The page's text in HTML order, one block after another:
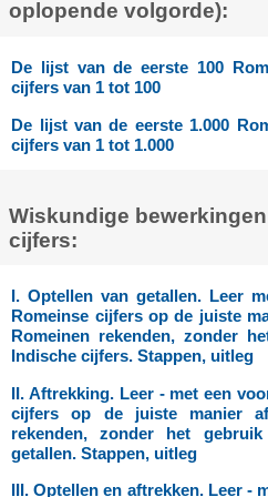
oplopende volgorde):
De lijst van de eerste 100
cijfers van 1 tot 100
De lijst van de eerste 1.000
cijfers van 1 tot 1.000
Wiskundige
cijfers:
I. Optellen van getallen. Leer
Romeinse cijfers op de juiste
Romeinen rekenden, zonder
Indische cijfers. Stappen, uitleg
II. Aftrekking. Leer - met een
cijfers op de juiste manier
rekenden, zonder het
getallen. Stappen, uitleg
III. Optellen en aftrekken. Leer -